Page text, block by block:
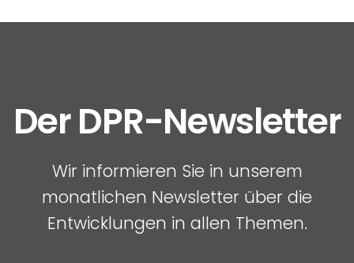
Der DPR-Newsletter
Wir informieren Sie in unserem
monatlichen Newsletter über die
Entwicklungen in allen Themen.